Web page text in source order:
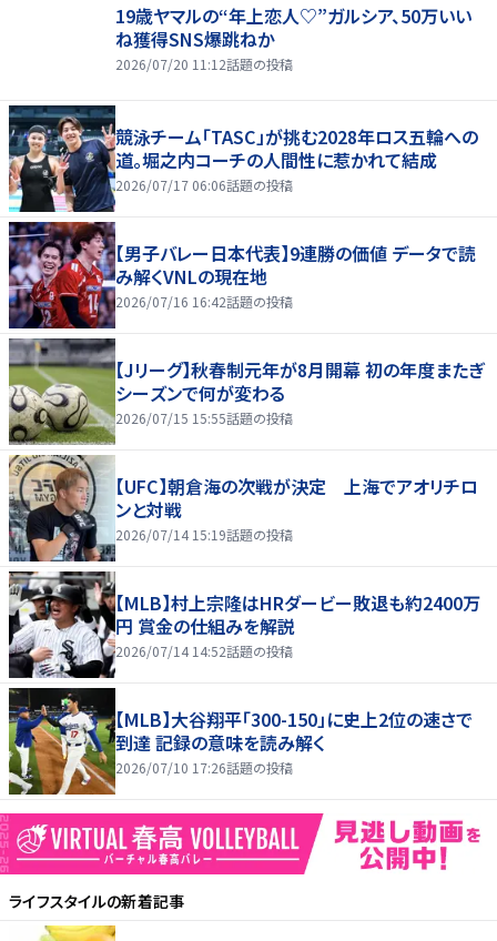
19歳ヤマルの“年上恋人♡”ガルシア、50万いい
ね獲得SNS爆跳ねか
2026/07/20 11:12話題の投稿
競泳チーム「TASC」が挑む2028年ロス五輪への
道。堀之内コーチの人間性に惹かれて結成
2026/07/17 06:06話題の投稿
【男子バレー日本代表】9連勝の価値 データで読
み解くVNLの現在地
2026/07/16 16:42話題の投稿
【Jリーグ】秋春制元年が8月開幕 初の年度またぎ
シーズンで何が変わる
2026/07/15 15:55話題の投稿
【UFC】朝倉海の次戦が決定 上海でアオリチロ
ンと対戦
2026/07/14 15:19話題の投稿
【MLB】村上宗隆はHRダービー敗退も約2400万
円 賞金の仕組みを解説
2026/07/14 14:52話題の投稿
【MLB】大谷翔平「300-150」に史上2位の速さで
到達 記録の意味を読み解く
2026/07/10 17:26話題の投稿
ライフスタイルの新着記事